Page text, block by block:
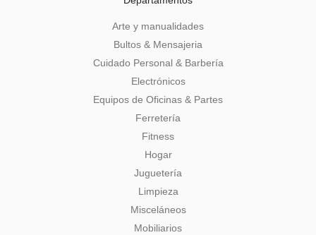
Arte y manualidades
Bultos & Mensajeria
Cuidado Personal & Barbería
Electrónicos
Equipos de Oficinas & Partes
Ferretería
Fitness
Hogar
Juguetería
Limpieza
Misceláneos
Mobiliarios